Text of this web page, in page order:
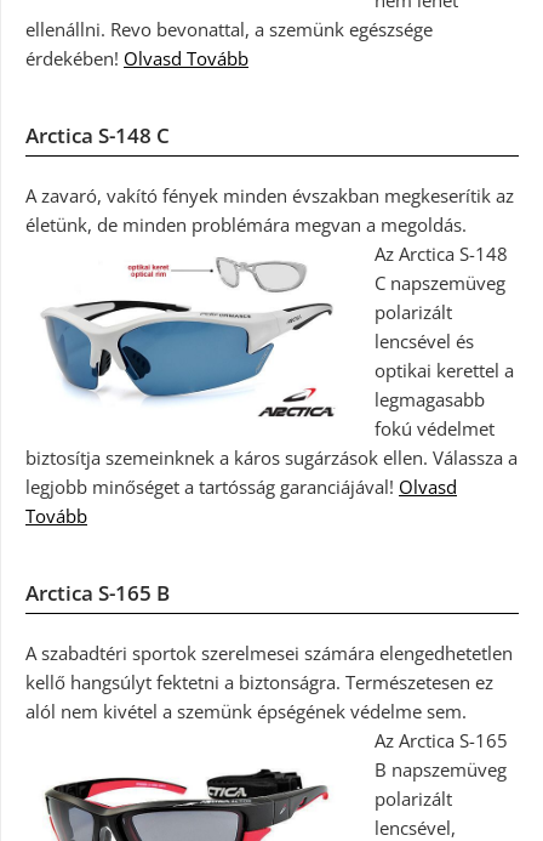
ellenállni. Revo bevonattal, a szemünk egészsége
érdekében! Olvasd Tovább
Arctica S-148 C
A zavaró, vakító fények minden évszakban megkeserítik az
életünk, de minden problémára megvan a megoldás.
Az Arctica S-148
C napszemüveg
polarizált
lencsével és
optikai kerettel a
legmagasabb
fokú védelmet
biztosítja szemeinknek a káros sugárzások ellen. Válassza a
legjobb minőséget a tartósság garanciájával! Olvasd
Tovább
Arctica S-165 B
A szabadtéri sportok szerelmesei számára elengedhetetlen
kellő hangsúlyt fektetni a biztonságra. Természetesen ez
alól nem kivétel a szemünk épségének védelme sem.
Az Arctica S-165
B napszemüveg
polarizált
lencsével,